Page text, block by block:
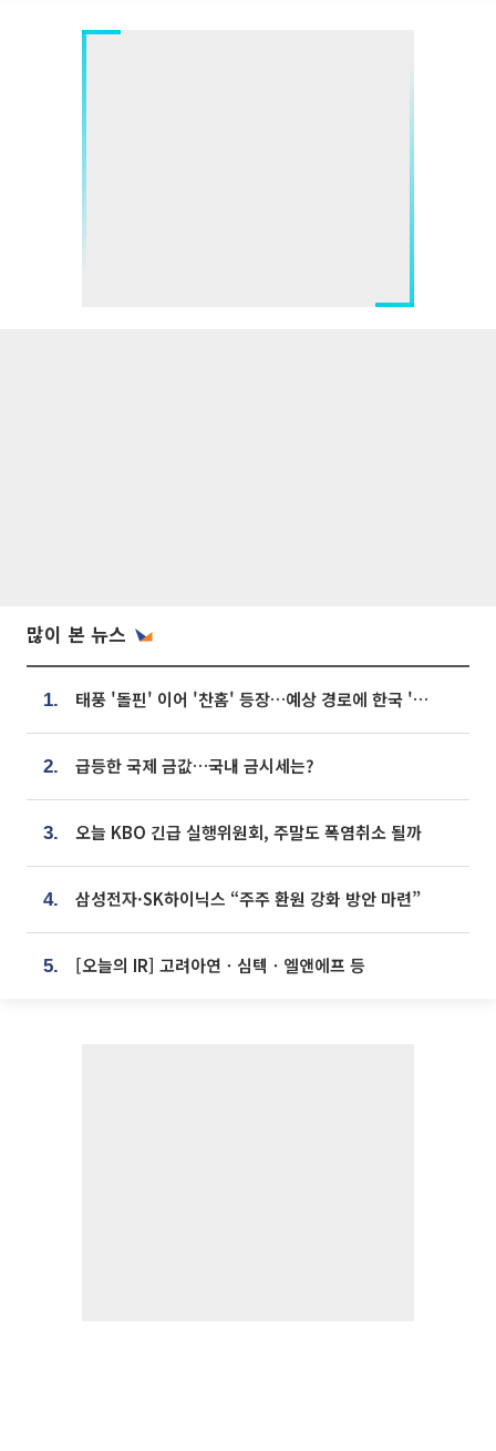
많이 본 뉴스
1. 태풍 '돌핀' 이어 '찬홈' 등장…예상 경로에 한국 '한숨'
2. 급등한 국제 금값…국내 금시세는?
3. 오늘 KBO 긴급 실행위원회, 주말도 폭염취소 될까
4. 삼성전자·SK하이닉스 “주주 환원 강화 방안 마련”
5. [오늘의 IR] 고려아연ㆍ심텍ㆍ엘앤에프 등